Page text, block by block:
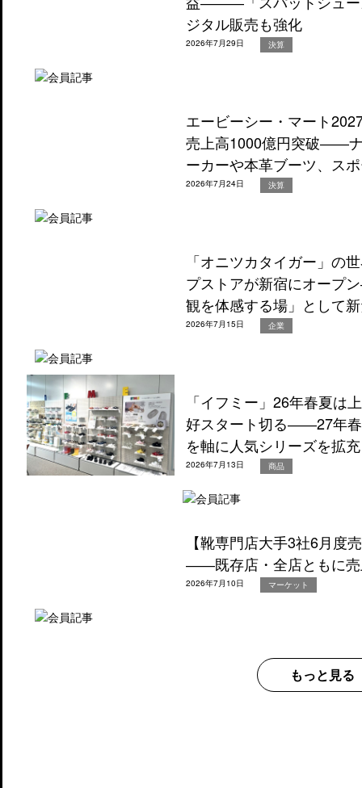
ジタル販売も強化
2026年7月29日 決算
エービーシー・マート
売上高1000億円突破――
ーカーや本革ブーツ、ス
2026年7月24日 決算
「オニツカタイガー」の
プストアが新宿にオープ
観を体感する場」として
2026年7月15日 企業
「イフミー」26年春夏は
好スタート切る――27年
を軸に人気シリーズを拡充
2026年7月13日 商品
【靴専門店大手3社6月度
――既存店・全店ともに売
2026年7月10日 マーケット
もっと見る